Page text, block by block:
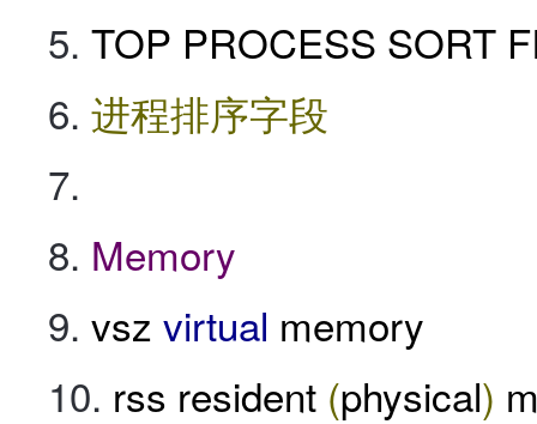
TOP PROCESS SORT
进程排序字段
Memory
vsz virtual memory
rss resident (physical)